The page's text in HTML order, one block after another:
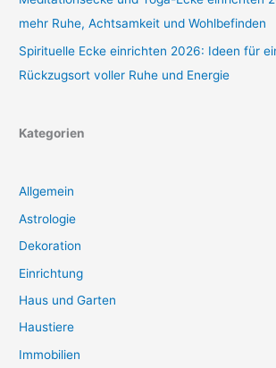
mehr Ruhe, Achtsamkeit und Wohlbefinden
Spirituelle Ecke einrichten 2026: Ideen für
Rückzugsort voller Ruhe und Energie
Kategorien
Allgemein
Astrologie
Dekoration
Einrichtung
Haus und Garten
Haustiere
Immobilien